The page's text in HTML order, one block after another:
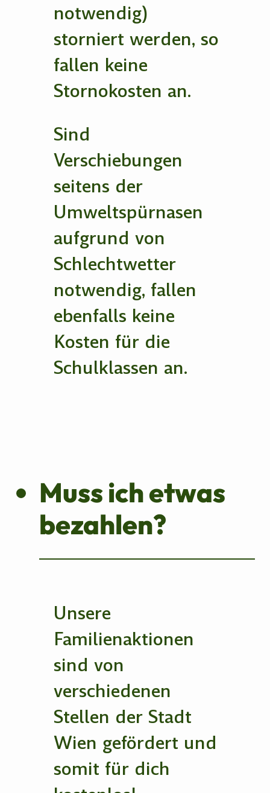
notwendig)
storniert werden, so
fallen keine
Stornokosten an.
Sind
Verschiebungen
seitens der
Umweltspürnasen
aufgrund von
Schlechtwetter
notwendig, fallen
ebenfalls keine
Kosten für die
Schulklassen an.
Muss ich etwas
bezahlen?
Unsere
Familienaktionen
sind von
verschiedenen
Stellen der Stadt
Wien gefördert und
somit für dich